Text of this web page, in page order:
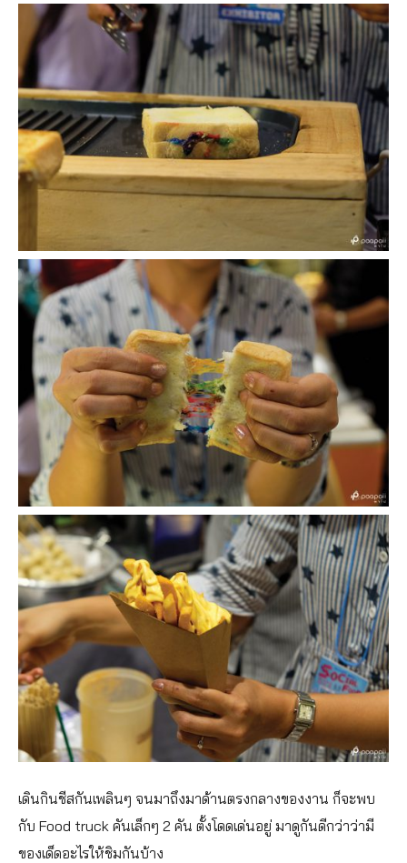
เดินกินชีสกันเพลินๆ จนมาถึงมาด้านตรงกลางของงาน ก็จะพบ
กับ Food truck คันเล็กๆ 2 คัน ตั้งโดดเด่นอยู่ มาดูกันดีกว่าว่ามี
ของเด็ดอะไรให้ชิมกันบ้าง